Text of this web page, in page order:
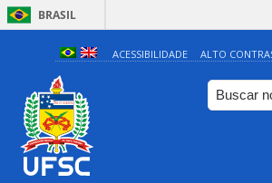
BRASIL
ACESSIBILIDADE ALTO